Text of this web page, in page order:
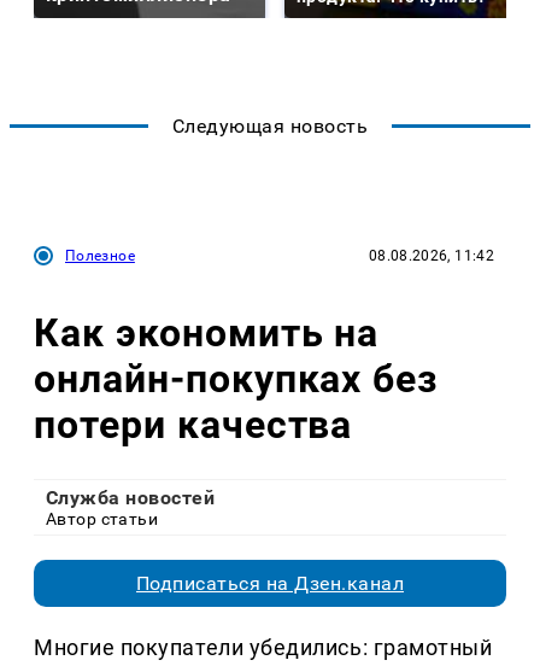
Следующая новость
Полезное 08.08.2026, 11:42
Как экономить на
онлайн-покупках без
потери качества
Служба новостей
Автор статьи
Подписаться на Дзен.канал
Многие покупатели убедились: грамотный